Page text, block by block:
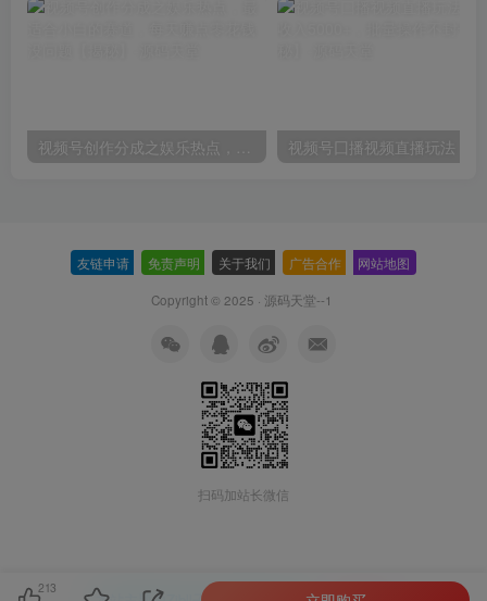
视频号创作分成之娱乐热点，最适合小白的赛道，每天赚点零花钱没问题【揭秘】
友链申请 免责声明 关于我们 广告合作 网站地图
Copyright © 2025 · 源码天堂--1
扫码加站长微信
213